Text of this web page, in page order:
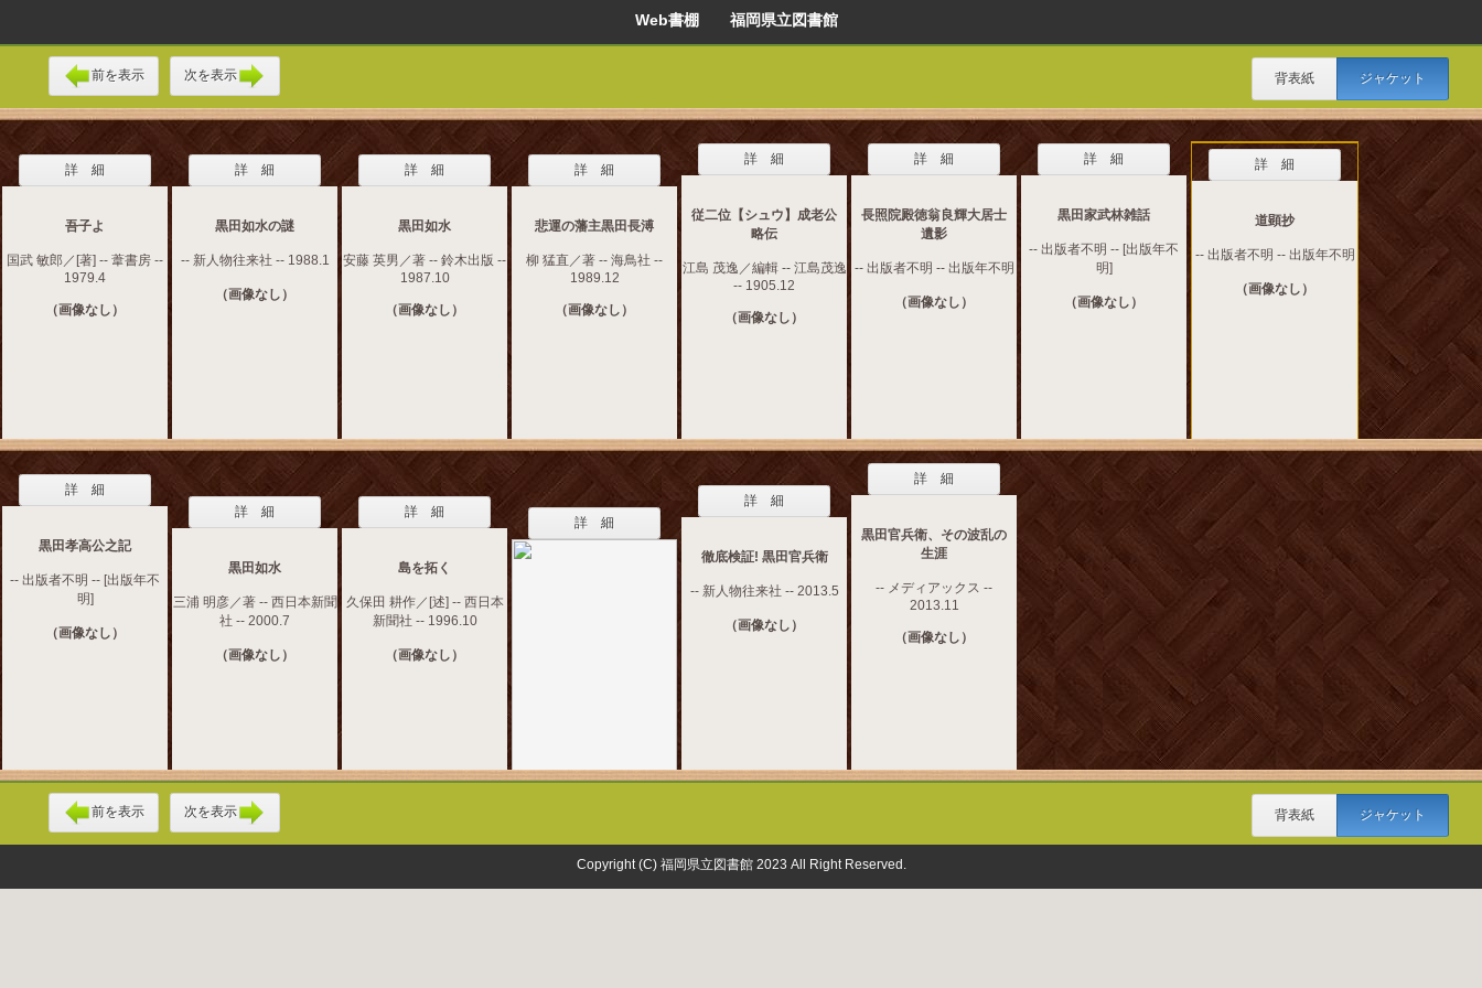
Web書棚 福岡県立図書館
前を表示 次を表示 背表紙 ジャケット
詳 細
吾子よ
国武 敏郎／[著] -- 葦書房 --
1979.4
（画像なし）
詳 細
黒田如水の謎
-- 新人物往来社 -- 1988.1
（画像なし）
詳 細
黒田如水
安藤 英男／著 -- 鈴木出版 --
1987.10
（画像なし）
詳 細
悲運の藩主黒田長溥
柳 猛直／著 -- 海鳥社 --
1989.12
（画像なし）
詳 細
従二位【シュウ】成老公
略伝
江島 茂逸／編輯 -- 江島茂逸
-- 1905.12
（画像なし）
詳 細
長照院殿徳翁良輝大居士
遺影
-- 出版者不明 -- 出版年不明
（画像なし）
詳 細
黒田家武林雑話
-- 出版者不明 -- [出版年不
明]
（画像なし）
詳 細
道顕抄
-- 出版者不明 -- 出版年不明
（画像なし）
詳 細
黒田孝高公之記
-- 出版者不明 -- [出版年不
明]
（画像なし）
詳 細
黒田如水
三浦 明彦／著 -- 西日本新聞
社 -- 2000.7
（画像なし）
詳 細
島を拓く
久保田 耕作／[述] -- 西日本
新聞社 -- 1996.10
（画像なし）
詳 細
詳 細
徹底検証! 黒田官兵衛
-- 新人物往来社 -- 2013.5
（画像なし）
詳 細
黒田官兵衛、その波乱の
生涯
-- メディアックス --
2013.11
（画像なし）
前を表示 次を表示 背表紙 ジャケット
Copyright (C) 福岡県立図書館 2023 All Right Reserved.